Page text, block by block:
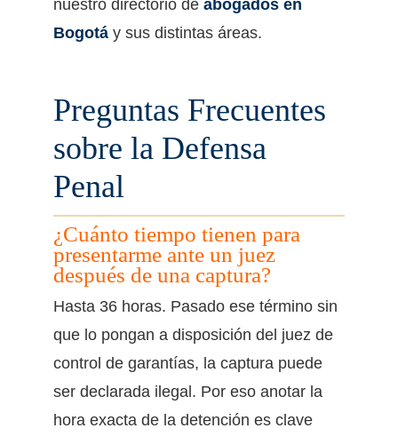
nuestro directorio de abogados en
Bogotá y sus distintas áreas.
Preguntas Frecuentes
sobre la Defensa
Penal
¿Cuánto tiempo tienen para
presentarme ante un juez
después de una captura?
Hasta 36 horas. Pasado ese término sin
que lo pongan a disposición del juez de
control de garantías, la captura puede
ser declarada ilegal. Por eso anotar la
hora exacta de la detención es clave